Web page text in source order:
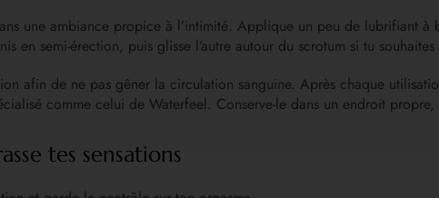
une ambiance propice à l’intimité. Applique un peu de lubrifiant à
en semi-érection, puis glisse l’autre autour du scrotum si tu
afin de ne pas gêner la circulation sanguine. Après chaque
comme celui de Waterfeel. Conserve-le dans un endroit
tes sensations